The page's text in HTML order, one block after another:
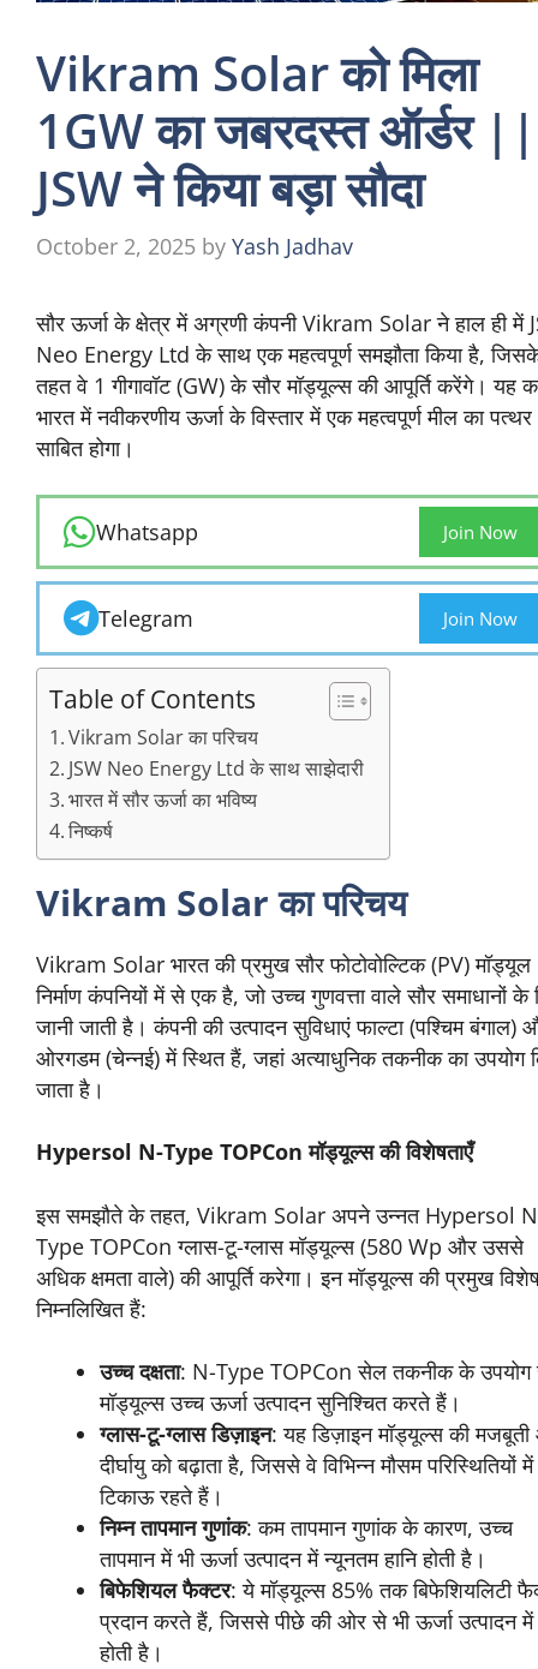
Vikram Solar को मिला
1GW का जबरदस्त ऑर्डर ||
JSW ने किया बड़ा सौदा
October 2, 2025 by Yash Jadhav
सौर ऊर्जा के क्षेत्र में अग्रणी कंपनी Vikram Solar ने हाल ही में
Neo Energy Ltd के साथ एक महत्वपूर्ण समझौता किया है,
तहत वे 1 गीगावॉट (GW) के सौर मॉड्यूल्स की आपूर्ति करेंगे। यह
भारत में नवीकरणीय ऊर्जा के विस्तार में एक महत्वपूर्ण मील का पत्थर
साबित होगा।
Whatsapp Join Now
Telegram Join Now
Table of Contents
Vikram Solar का परिचय
JSW Neo Energy Ltd के साथ साझेदारी
भारत में सौर ऊर्जा का भविष्य
निष्कर्ष
Vikram Solar का परिचय
Vikram Solar भारत की प्रमुख सौर फोटोवोल्टिक (PV) मॉड्यूल
निर्माण कंपनियों में से एक है, जो उच्च गुणवत्ता वाले सौर समाधानों के
जानी जाती है। कंपनी की उत्पादन सुविधाएं फाल्टा (पश्चिम बंगाल)
ओरगडम (चेन्नई) में स्थित हैं, जहां अत्याधुनिक तकनीक का उपयोग
जाता है।
Hypersol N-Type TOPCon मॉड्यूल्स की विशेषताएँ
इस समझौते के तहत, Vikram Solar अपने उन्नत Hypersol
Type TOPCon ग्लास-टू-ग्लास मॉड्यूल्स (580 Wp और उससे
अधिक क्षमता वाले) की आपूर्ति करेगा। इन मॉड्यूल्स की प्रमुख
निम्नलिखित हैं:
उच्च दक्षता: N-Type TOPCon सेल तकनीक के
मॉड्यूल्स उच्च ऊर्जा उत्पादन सुनिश्चित करते हैं।
ग्लास-टू-ग्लास डिज़ाइन: यह डिज़ाइन मॉड्यूल्स की
दीर्घायु को बढ़ाता है, जिससे वे विभिन्न मौसम परिस्थितियों में
टिकाऊ रहते हैं।
निम्न तापमान गुणांक: कम तापमान गुणांक के कारण, उच्च
तापमान में भी ऊर्जा उत्पादन में न्यूनतम हानि होती है।
बिफेशियल फैक्टर: ये मॉड्यूल्स 85% तक बिफेशियलिटी
प्रदान करते हैं, जिससे पीछे की ओर से भी ऊर्जा उत्पादन में
होती है।